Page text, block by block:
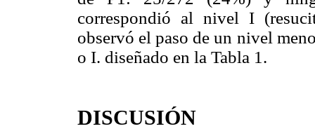
correspondió al nivel I
observó el paso de un nivel
o I. diseñado en la Tabla 1.
DISCUSIÓN